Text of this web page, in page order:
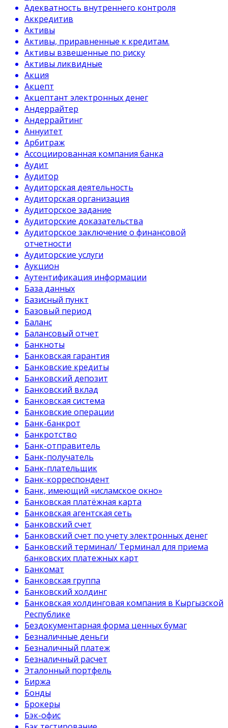
Адекватность внутреннего контроля
Аккредитив
Активы
Активы, приравненные к кредитам.
Активы взвешенные по риску
Активы ликвидные
Акция
Акцепт
Акцептант электронных денег
Андеррайтер
Андеррайтинг
Аннуитет
Арбитраж
Ассоциированная компания банка
Аудит
Аудитор
Аудиторская деятельность
Аудиторская организация
Аудиторское задание
Аудиторские доказательства
Аудиторское заключение о финансовой
отчетности
Аудиторские услуги
Аукцион
Аутентификация информации
База данных
Базисный пункт
Базовый период
Баланс
Балансовый отчет
Банкноты
Банковская гарантия
Банковские кредиты
Банковский депозит
Банковский вклад
Банковская система
Банковские операции
Банк-банкрот
Банкротство
Банк-отправитель
Банк-получатель
Банк-плательщик
Банк-корреспондент
Банк, имеющий «исламское окно»
Банковская платёжная карта
Банковская агентская сеть
Банковский счет
Банковский счет по учету электронных денег
Банковский терминал/ Терминал для приема
банковских платежных карт
Банкомат
Банковская группа
Банковский холдинг
Банковская холдинговая компания в Кыргызской
Республике
Бездокументарная форма ценных бумаг
Безналичные деньги
Безналичный платеж
Безналичный расчет
Эталонный портфель
Биржа
Бонды
Брокеры
Бэк-офис